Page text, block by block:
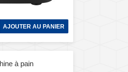
AJOUTER AU PANIER
à pain